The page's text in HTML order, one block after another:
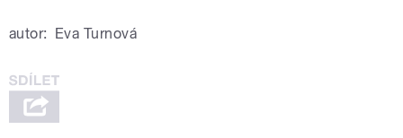
autor: Eva Turnová